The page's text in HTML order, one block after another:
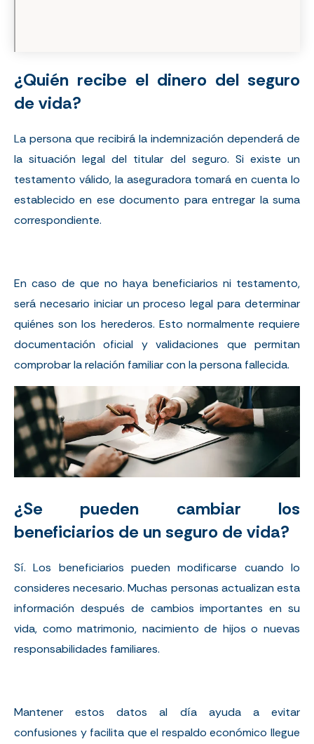
¿Quién recibe el dinero del seguro
de vida?
La persona que recibirá la indemnización dependerá de
la situación legal del titular del seguro. Si existe un
testamento válido, la aseguradora tomará en cuenta lo
establecido en ese documento para entregar la suma
correspondiente.
En caso de que no haya beneficiarios ni testamento,
será necesario iniciar un proceso legal para determinar
quiénes son los herederos. Esto normalmente requiere
documentación oficial y validaciones que permitan
comprobar la relación familiar con la persona fallecida.
¿Se pueden cambiar los
beneficiarios de un seguro de vida?
Sí. Los beneficiarios pueden modificarse cuando lo
consideres necesario. Muchas personas actualizan esta
información después de cambios importantes en su
vida, como matrimonio, nacimiento de hijos o nuevas
responsabilidades familiares.
Mantener estos datos al día ayuda a evitar
confusiones y facilita que el respaldo económico llegue